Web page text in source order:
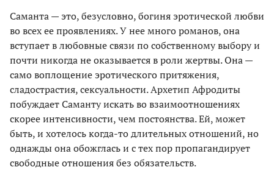
Саманта — это, безусловно, богиня эротической любви
во всех ее проявлениях. У нее много романов, она
вступает в любовные связи по собственному выбору и
почти никогда не оказывается в роли жертвы. Она —
само воплощение эротического притяжения,
сладострастия, сексуальности. Архетип Афродиты
побуждает Саманту искать во взаимоотношениях
скорее интенсивности, чем постоянства. Ей, может
быть, и хотелось когда-то длительных отношений, но
однажды она обожглась и с тех пор пропагандирует
свободные отношения без обязательств.